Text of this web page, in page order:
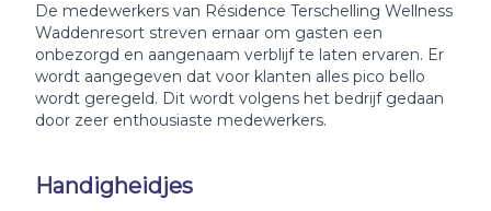
De medewerkers van Résidence Terschelling Wellness
Waddenresort streven ernaar om gasten een
onbezorgd en aangenaam verblijf te laten ervaren. Er
wordt aangegeven dat voor klanten alles pico bello
wordt geregeld. Dit wordt volgens het bedrijf gedaan
door zeer enthousiaste medewerkers.
Handigheidjes